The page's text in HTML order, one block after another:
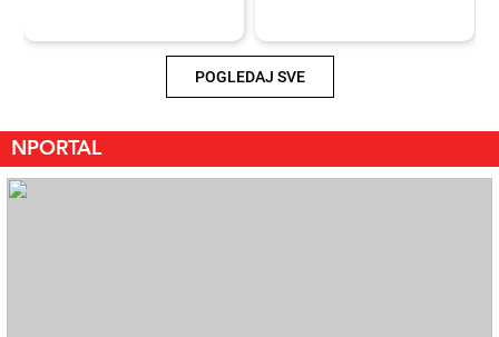
POGLEDAJ SVE
NPORTAL